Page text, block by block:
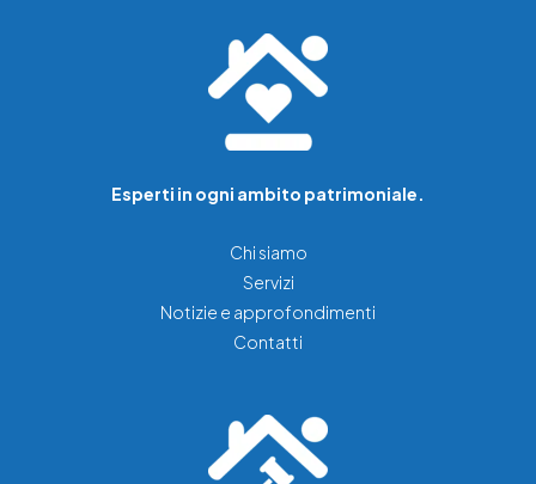
Esperti in ogni ambito patrimoniale.
Chi siamo
Servizi
Notizie e approfondimenti
Contatti